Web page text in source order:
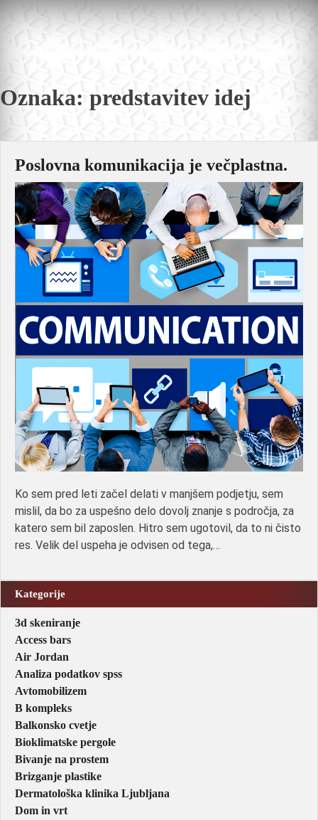
content
Oznaka: predstavitev idej
Poslovna komunikacija je večplastna.
Ko sem pred leti začel delati v manjšem podjetju, sem
mislil, da bo za uspešno delo dovolj znanje s področja, za
katero sem bil zaposlen. Hitro sem ugotovil, da to ni čisto
res. Velik del uspeha je odvisen od tega,…
Kategorije
3d skeniranje
Access bars
Air Jordan
Analiza podatkov spss
Avtomobilizem
B kompleks
Balkonsko cvetje
Bioklimatske pergole
Bivanje na prostem
Brizganje plastike
Dermatološka klinika Ljubljana
Dom in vrt